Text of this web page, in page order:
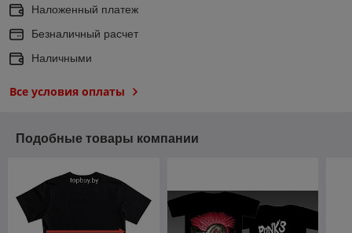
Наложенный платеж
Безналичный расчет
Наличными
Все условия оплаты
Подобные товары компании